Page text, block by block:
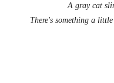
A gray cat
There's something a